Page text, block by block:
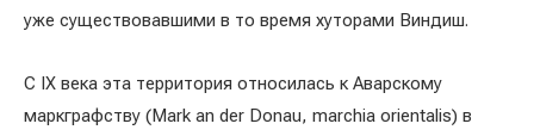
уже существовавшими в то время хуторами Виндиш.
С IX века эта территория относилась к Аварскому
маркграфству (Mark an der Donau, marchia orientalis) в